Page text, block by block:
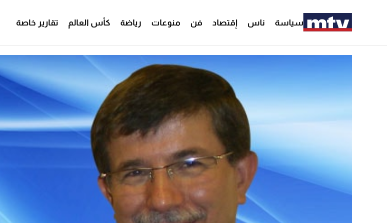
سياسة ناس إقتصاد فن منوعات رياضة كأس العالم تقارير خاصة